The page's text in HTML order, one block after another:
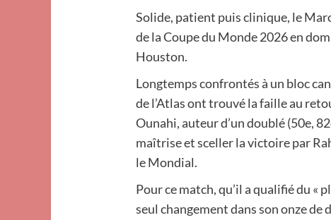
Solide, patient puis clinique, le
de la Coupe du Monde 2026 en
Houston.
Longtemps confrontés à un bloc
de l’Atlas ont trouvé la faille au
Ounahi, auteur d’un doublé (50e,
maîtrise et sceller la victoire par
le Mondial.
Pour ce match, qu’il a qualifié du «
seul changement dans son onze